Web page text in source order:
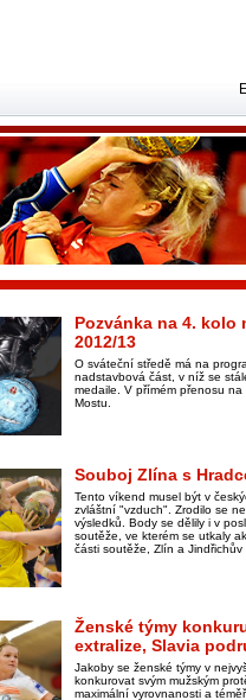
Pozvánka na 4. kolo
2012/13
O sváteční středě má na
nadstavbová část, v níž se
medaile. V přímém přenosu
Mostu.
Souboj Zlína s
Tento víkend musel být v
zvláštní "vzduch". Zrodilo se
výsledků. Body se dělily i v
soutěže, ve kterém se utkaly
části soutěže, Zlín a Jindřichův
Ženské týmy
extralize, Slavia
Jakoby se ženské týmy v
konkurovat svým mužským
maximální vyrovnanosti a